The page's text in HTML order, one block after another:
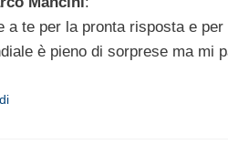
a te per la pronta risposta e
è pieno di sorprese ma mi